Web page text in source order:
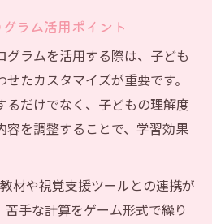
ラム活用ポイント
ラムを活用する際は、子ども
たカスタマイズが重要です。
だけでなく、子どもの理解度
を調整することで、学習効果
材や視覚支援ツールとの連携が
手な計算をゲーム形式で繰り